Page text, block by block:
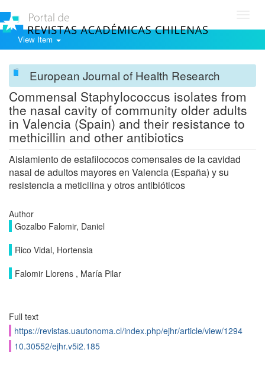
View Item
European Journal of Health Research
Commensal Staphylococcus isolates from
the nasal cavity of community older adults
in Valencia (Spain) and their resistance to
methicillin and other antibiotics
Aislamiento de estafilococos comensales de la cavidad
nasal de adultos mayores en Valencia (España) y su
resistencia a meticilina y otros antibióticos
Author
Gozalbo Falomir, Daniel
Rico Vidal, Hortensia
Falomir Llorens , María Pilar
Full text
https://revistas.uautonoma.cl/index.php/ejhr/article/view/1294
10.30552/ejhr.v5i2.185